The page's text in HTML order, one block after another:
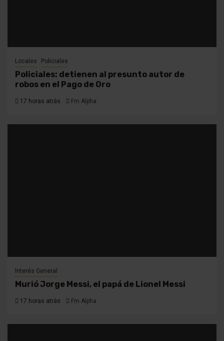
Locales Policiales
Policiales: detienen al presunto autor de
robos en el Pago de Oro
17 horas atrás Fm Alpha
Interés General
Murió Jorge Messi, el papá de Lionel Messi
17 horas atrás Fm Alpha